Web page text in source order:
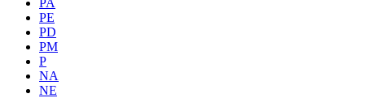
PE
PD
PM
P
NA
NE